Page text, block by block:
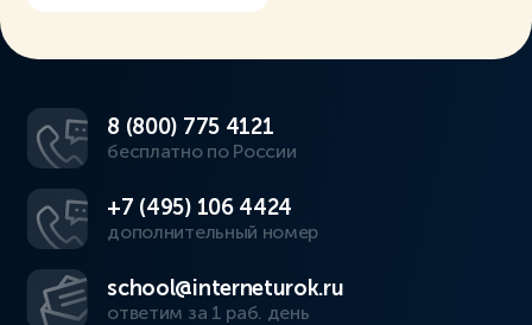
8 (800) 775 4121
бесплатно по России
+7 (495) 106 4424
дополнительный номер
school@interneturok.ru
ответим за 1 раб. день